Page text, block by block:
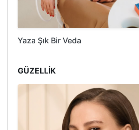
Yaza Şık Bir Veda
GÜZELLİK